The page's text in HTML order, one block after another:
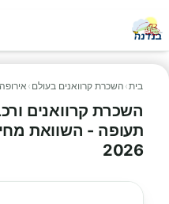
בית› השכרת קרוואנים בעולם › אירופה
השכרת קרוואנים
תעופה - השוואת
2026